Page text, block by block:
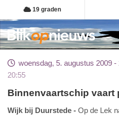
Overslaan
en
naar
de
gaan
19 graden
woensdag, 5. augustus 2009 -
20:55
Binnenvaartschip
Wijk bij Duurstede
Op de Lek